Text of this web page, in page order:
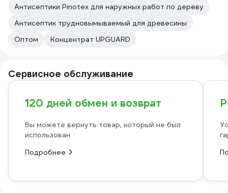
Антисептики Pinotex для наружных работ по дереву
Антисептик трудновымываемый для древесины
Оптом
Концентрат UPGUARD
Сервисное обслуживание
120 дней обмен и возврат
Вы можете вернуть товар, который не был
использован
Подробнее